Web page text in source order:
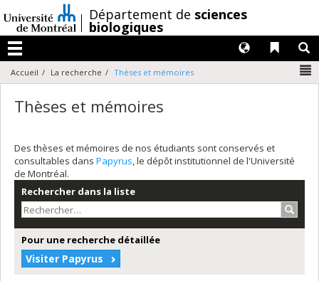
au
contenu
/Département de sciences
biologiques
Menu
Liens
Langues
Accueil La recherche Thèses et mémoires
Thèses et mémoires
Des thèses et mémoires de nos étudiants sont conservés et
consultables dans Papyrus, le dépôt institutionnel de l'Université
de Montréal.
Rechercher dans la liste
Pour une recherche détaillée
Visiter Papyrus